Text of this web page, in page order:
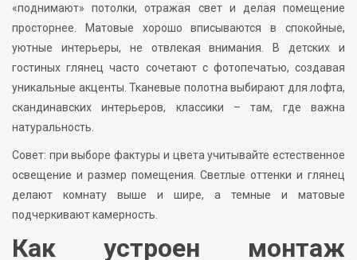
«поднимают» потолки, отражая свет и делая помещение
просторнее. Матовые хорошо вписываются в спокойные,
уютные интерьеры, не отвлекая внимания. В детских и
гостиных глянец часто сочетают с фотопечатью, создавая
уникальные акценты. Тканевые полотна выбирают для лофта,
скандинавских интерьеров, классики – там, где важна
натуральность.
Совет: при выборе фактуры и цвета учитывайте естественное
освещение и размер помещения. Светлые оттенки и глянец
делают комнату выше и шире, а темные и матовые
подчеркивают камерность.
Как устроен монтаж